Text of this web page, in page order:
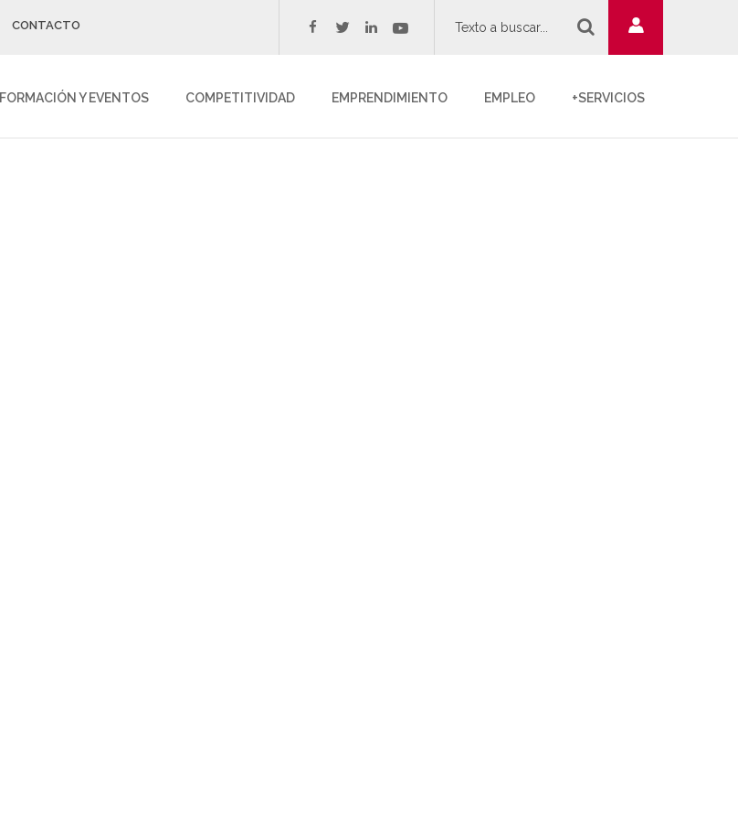
CONTACTO facebook
twitterlinkedinyoutube
FORMACIÓN Y EVENTOS COMPETITIVIDAD EMPRENDIMIENTO EMPLEO +SERVICIOS